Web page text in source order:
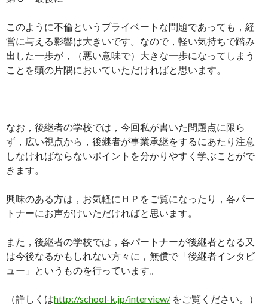
このように不倫というプライベートな問題であっても，経
営に与える影響は大きいです。なので，軽い気持ちで踏み
出した一歩が，（悪い意味で）大きな一歩になってしまう
ことを頭の片隅においていただければと思います。
なお，後継者の学校では，今回私が書いた問題点に限ら
ず，広い視点から，後継者が事業承継をするにあたり注意
しなければならないポイントを分かりやすく学ぶことがで
きます。
興味のある方は，お気軽にＨＰをご覧になったり，各パー
トナーにお声がけいただければと思います。
また，後継者の学校では，各パートナーが後継者となる又
は今後なるかもしれない方々に，無償で「後継者インタビ
ュー」というものを行っています。
（詳しくはhttp://school-k.jp/interview/ をご覧ください。）